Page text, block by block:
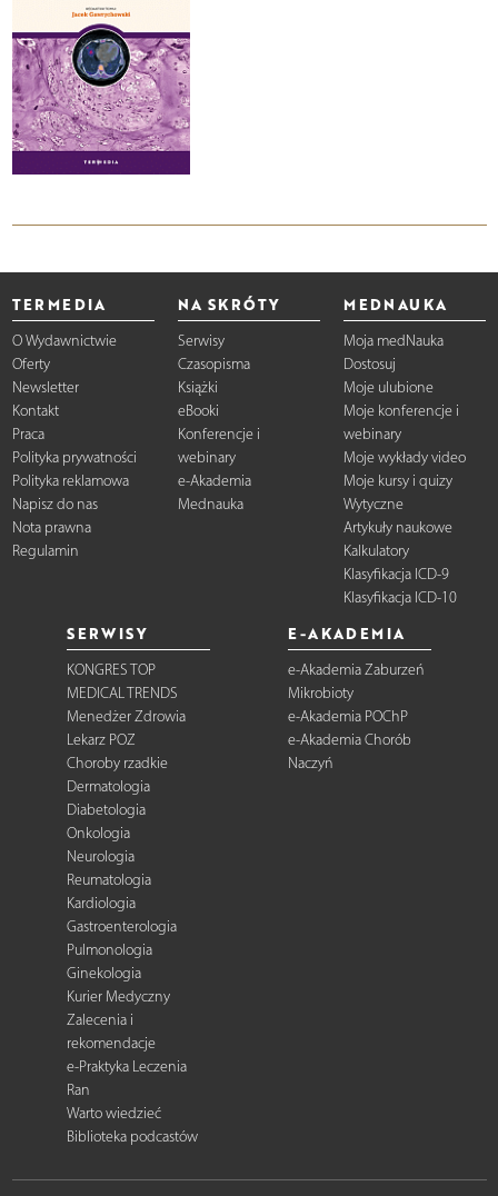
TERMEDIA
O Wydawnictwie
Oferty
Newsletter
Kontakt
Praca
Polityka prywatności
Polityka reklamowa
Napisz do nas
Nota prawna
Regulamin
NA SKRÓTY
Serwisy
Czasopisma
Książki
eBooki
Konferencje i
webinary
e-Akademia
Mednauka
MEDNAUKA
Moja medNauka
Dostosuj
Moje ulubione
Moje konferencje i
webinary
Moje wykłady video
Moje kursy i quizy
Wytyczne
Artykuły naukowe
Kalkulatory
Klasyfikacja ICD-9
Klasyfikacja ICD-10
SERWISY
KONGRES TOP
MEDICAL TRENDS
Menedżer Zdrowia
Lekarz POZ
Choroby rzadkie
Dermatologia
Diabetologia
Onkologia
Neurologia
Reumatologia
Kardiologia
Gastroenterologia
Pulmonologia
Ginekologia
Kurier Medyczny
Zalecenia i
rekomendacje
e-Praktyka Leczenia
Ran
Warto wiedzieć
Biblioteka podcastów
E-AKADEMIA
e-Akademia Zaburzeń
Mikrobioty
e-Akademia POChP
e-Akademia Chorób
Naczyń